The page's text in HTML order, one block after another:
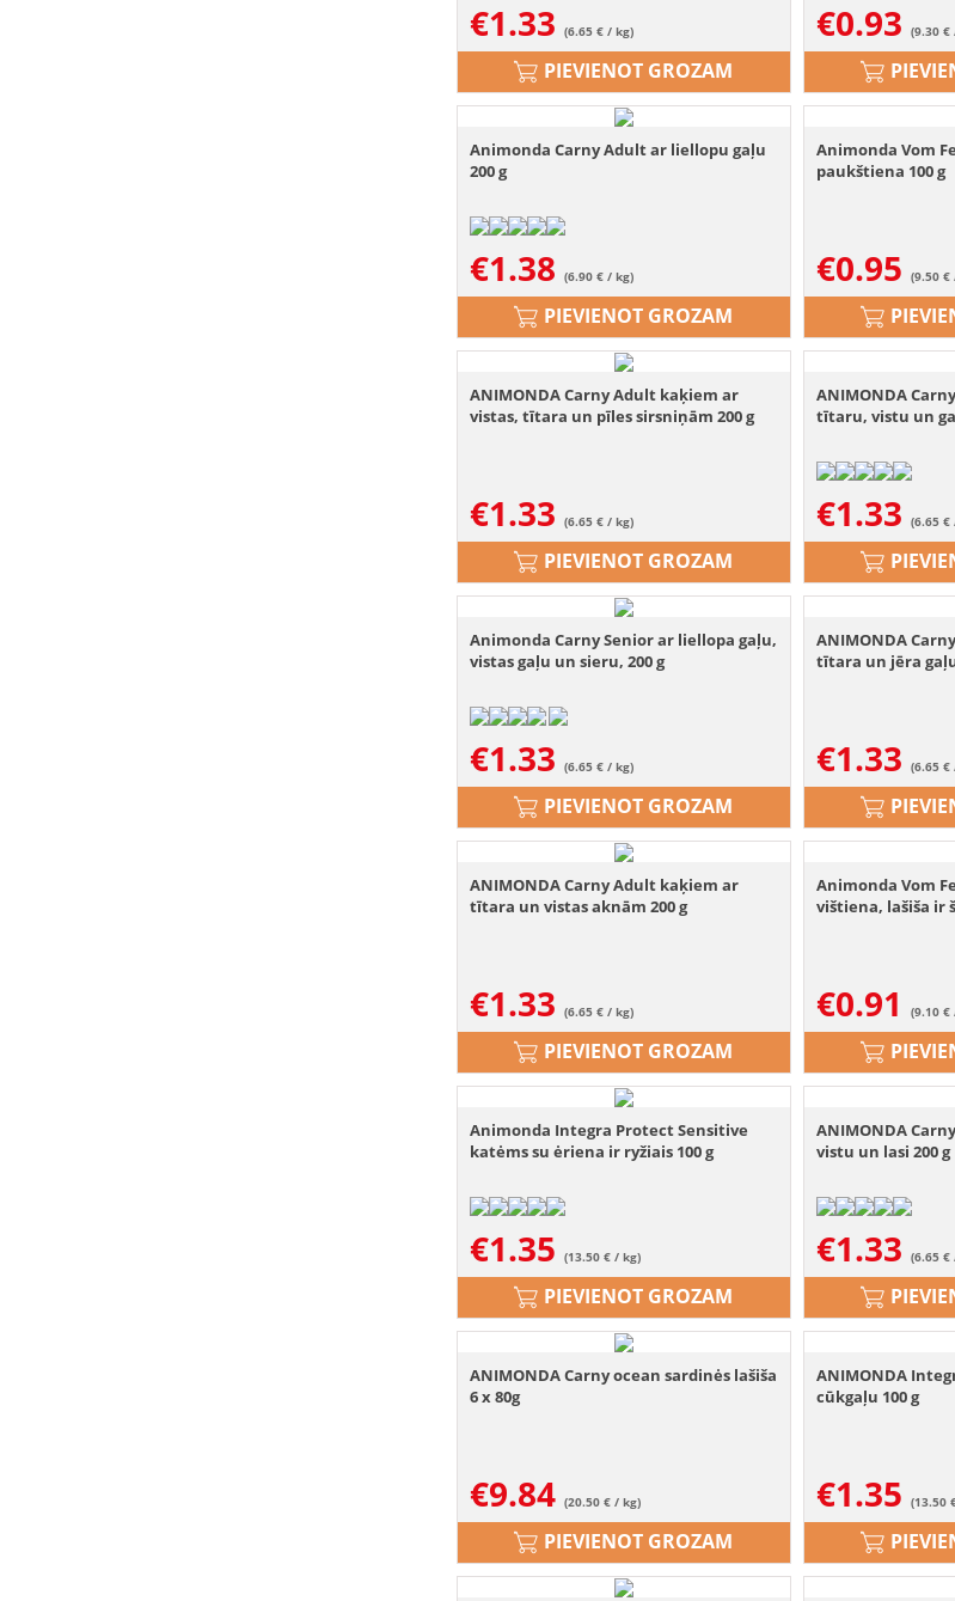
€1.33 (6.65 € / kg)
PIEVIENOT GROZAM
€0.93 (9.30 €
Animonda Carny Adult ar liellopu gaļu
200 g
€1.38 (6.90 € / kg)
PIEVIENOT GROZAM
Animonda Vom
paukštiena 100 g
€0.95 (9.50 €
ANIMONDA Carny Adult kaķiem ar
vistas, tītara un pīles sirsniņām 200 g
€1.33 (6.65 € / kg)
PIEVIENOT GROZAM
ANIMONDA
tītaru, vistu un
€1.33 (6.65 €
Animonda Carny Senior ar liellopa gaļu,
vistas gaļu un sieru, 200 g
€1.33 (6.65 € / kg)
PIEVIENOT GROZAM
ANIMONDA
tītara un jēra
€1.33 (6.65 €
ANIMONDA Carny Adult kaķiem ar
tītara un vistas aknām 200 g
€1.33 (6.65 € / kg)
PIEVIENOT GROZAM
Animonda Vom
vištiena, lašiša ir
€0.91 (9.10 €
Animonda Integra Protect Sensitive
katėms su ėriena ir ryžiais 100 g
€1.35 (13.50 € / kg)
PIEVIENOT GROZAM
ANIMONDA
vistu un lasi 200 g
€1.33 (6.65 €
ANIMONDA Carny ocean sardinės lašiša
6 x 80g
€9.84 (20.50 € / kg)
PIEVIENOT GROZAM
ANIMONDA
cūkgaļu 100 g
€1.35 (13.50